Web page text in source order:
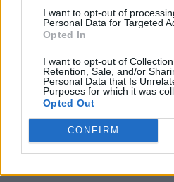
I want to opt-out of
Personal Data for Targeted
Opted In
I want to opt-out of
Retention, Sale, and/or
Personal Data that Is
Purposes for which it was
Opted Out
CONFIRM
Hai bisogno di un
approfondire I
Manzoni? Qui potrai
e il materiale di cui hai
Riassunto
Ti serve anche il
19 del romanzo di